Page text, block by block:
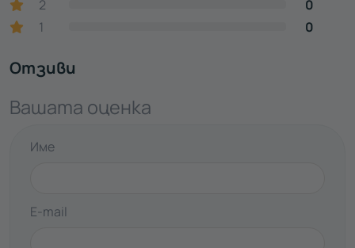
2
0
1
0
Отзиви
Вашата оценка
Име
E-mail